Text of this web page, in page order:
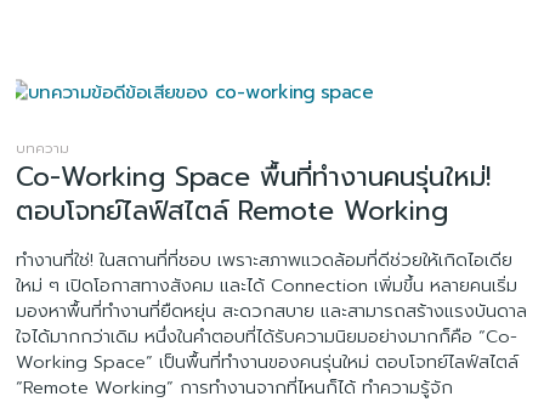
บทความ
Co-Working Space พื้นที่ทำงานคนรุ่นใหม่!
ตอบโจทย์ไลฟ์สไตล์ Remote Working
ทำงานที่ใช่! ในสถานที่ที่ชอบ เพราะสภาพแวดล้อมที่ดีช่วยให้เกิดไอเดีย
ใหม่ ๆ เปิดโอกาสทางสังคม และได้ Connection เพิ่มขึ้น หลายคนเริ่ม
มองหาพื้นที่ทำงานที่ยืดหยุ่น สะดวกสบาย และสามารถสร้างแรงบันดาล
ใจได้มากกว่าเดิม หนึ่งในคำตอบที่ได้รับความนิยมอย่างมากก็คือ “Co-
Working Space” เป็นพื้นที่ทำงานของคนรุ่นใหม่ ตอบโจทย์ไลฟ์สไตล์
“Remote Working” การทำงานจากที่ไหนก็ได้ ทำความรู้จัก